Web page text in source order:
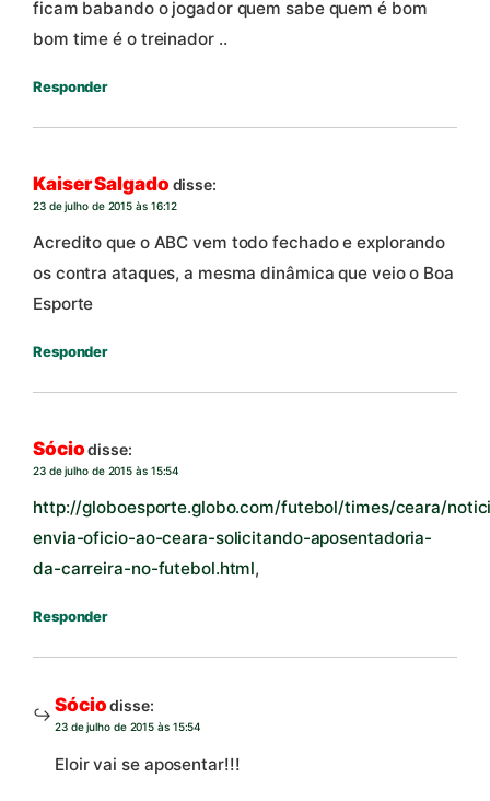
ficam babando o jogador quem sabe quem é bom
bom time é o treinador ..
Responder
Kaiser Salgado disse:
23 de julho de 2015 às 16:12
Acredito que o ABC vem todo fechado e explorando
os contra ataques, a mesma dinâmica que veio o Boa
Esporte
Responder
Sócio disse:
23 de julho de 2015 às 15:54
http://globoesporte.globo.com/futebol/times/ceara/
envia-oficio-ao-ceara-solicitando-aposentadoria-
da-carreira-no-futebol.html,
Responder
Sócio disse:
23 de julho de 2015 às 15:54
Eloir vai se aposentar!!!